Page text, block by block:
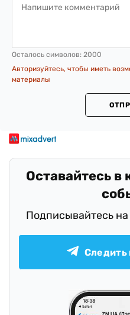
Осталось символов: 2000
Авторизуйтесь, чтобы иметь
материалы
Оставайтесь в
Подписывайтесь
Следить